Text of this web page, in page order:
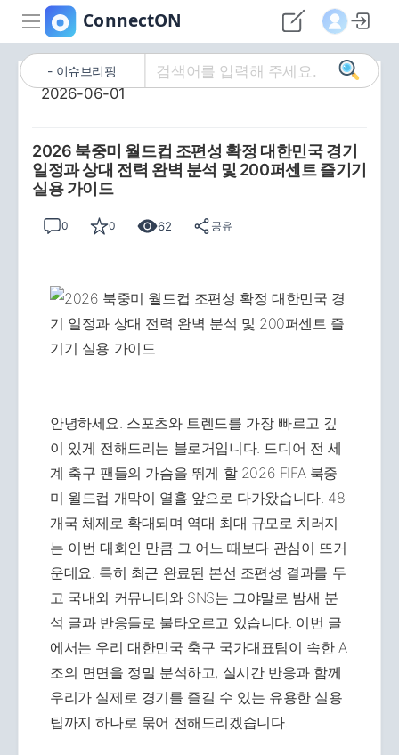
이슈브리핑
2026-06-01
2026 북중미 월드컵 조편성 확정 대한민국 경기
일정과 상대 전력 완벽 분석 및 200퍼센트 즐기기
실용 가이드
0 0 62 공유
안녕하세요. 스포츠와 트렌드를 가장 빠르고 깊
이 있게 전해드리는 블로거입니다. 드디어 전 세
계 축구 팬들의 가슴을 뛰게 할 2026 FIFA 북중
미 월드컵 개막이 열흘 앞으로 다가왔습니다. 48
개국 체제로 확대되며 역대 최대 규모로 치러지
는 이번 대회인 만큼 그 어느 때보다 관심이 뜨거
운데요. 특히 최근 완료된 본선 조편성 결과를 두
고 국내외 커뮤니티와 SNS는 그야말로 밤새 분
석 글과 반응들로 불타오르고 있습니다. 이번 글
에서는 우리 대한민국 축구 국가대표팀이 속한 A
조의 면면을 정밀 분석하고, 실시간 반응과 함께
우리가 실제로 경기를 즐길 수 있는 유용한 실용
팁까지 하나로 묶어 전해드리겠습니다.